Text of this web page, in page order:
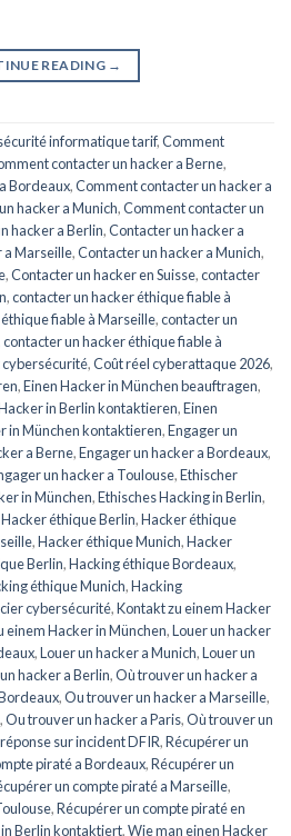
READING →
informatique tarif,Comment
contacter un hacker a Berne,
Bordeaux,Comment contacter un hacker a
hacker a Munich,Comment contacter un
hacker a Berlin,Contacter un hacker a
a Marseille,Contacter un hacker a Munich,
,Contacter un hacker en Suisse,contacter
,contacter un hacker éthique fiable à
fiable à Marseille,contacter un
contacter un hacker éthique fiable à
,Coût réel cyberattaque 2026,
,Einen Hacker in München beauftragen,
in Berlin kontaktieren,Einen
in München kontaktieren,Engager un
a Berne,Engager un hacker a Bordeaux,
un hacker a Toulouse,Ethischer
in München,Ethisches Hacking in Berlin,
Hacker éthique Berlin,Hacker éthique
,Hacker éthique Munich,Hacker
Berlin,Hacking éthique Bordeaux,
éthique Munich,Hacking
cybersécurité,Kontakt zu einem Hacker
einem Hacker in München,Louer un hacker
,Louer un hacker a Munich,Louer un
hacker a Berlin,Où trouver un hacker a
,Ou trouver un hacker a Marseille,
,Ou trouver un hacker a Paris,Où trouver un
sur incident DFIR,Récupérer un
piraté a Bordeaux,Récupérer un
un compte piraté a Marseille,
,Récupérer un compte piraté en
Berlin kontaktiert,Wie man einen Hacker